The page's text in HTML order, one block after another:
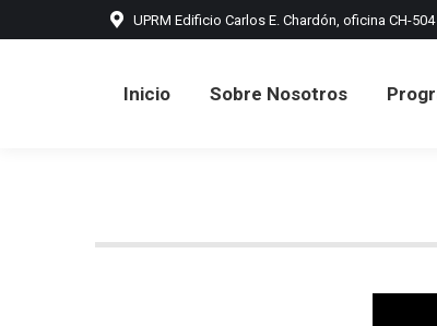
UPRM Edificio Carlos E. Chardón, oficina CH-504
Inicio Sobre Nosotros
Inicio Sobre Nosotros